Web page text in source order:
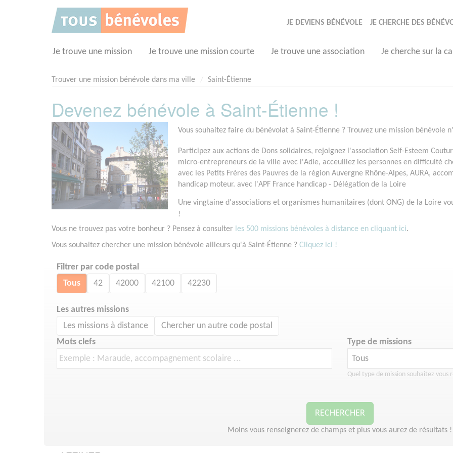
JE DEVIENS BÉNÉVOLE JE CHERCHE DES
Je trouve une mission Je trouve une mission courte Je trouve une association Je cherche sur la
Trouver une mission bénévole dans ma ville Saint-Étienne
Devenez bénévole à Saint-Étienne !
Vous souhaitez faire du bénévolat à Saint-Étienne ? Trouvez une mission bénévole
Participez aux actions de Dons solidaires, rejoignez l'association Self-Esteem
micro-entrepreneurs de la ville avec l'Adie, acceuillez les personnes en difficulté
avec les Petits Frères des Pauvres de la région Auvergne Rhône-Alpes, AURA,
handicap moteur. avec l'APF France handicap - Délégation de la Loire
Une vingtaine d'associations et organismes humanitaires (dont ONG) de la Loire
!
Vous ne trouvez pas votre bonheur ? Pensez à consulter les 500 missions bénévoles à distance en cliquant ici.
Vous souhaitez chercher une mission bénévole ailleurs qu'à Saint-Étienne ? Cliquez ici !
Filtrer par code postal
Tous 42 42000 42100 42230
Les autres missions
Les missions à distance Chercher un autre code postal
Mots clefs Type de missions
Quel type de mission souhaitez vous
RECHERCHER
Moins vous renseignerez de champs et plus vous aurez de résultats !